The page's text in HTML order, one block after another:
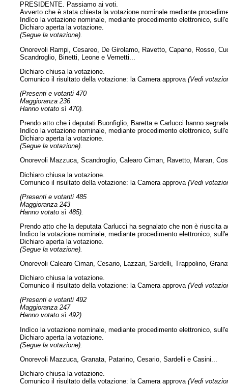
PRESIDENTE. Passiamo ai voti.
Avverto che è stata chiesta la votazione nominale mediante
Indìco la votazione nominale, mediante procedimento elettronico,
Dichiaro aperta la votazione.
(Segue la votazione).
Onorevoli Rampi, Cesareo, De Girolamo, Ravetto, Capano, Rosso,
Scandroglio, Binetti, Leone e Vernetti...
Dichiaro chiusa la votazione.
Comunico il risultato della votazione: la Camera approva(Vedi
(Presenti e votanti 470
Maggioranza 236
Hanno votato sì470).
Prendo atto che i deputati Buonfiglio, Baretta e Carlucci hanno
Indìco la votazione nominale, mediante procedimento elettronico,
Dichiaro aperta la votazione.
(Segue la votazione).
Onorevoli Mazzuca, Scandroglio, Calearo Ciman, Ravetto, Maran,
Dichiaro chiusa la votazione.
Comunico il risultato della votazione: la Camera approva(Vedi
(Presenti e votanti 485
Maggioranza 243
Hanno votato sì485).
Prendo atto che la deputata Carlucci ha segnalato che non è riuscita
Indìco la votazione nominale, mediante procedimento elettronico,
Dichiaro aperta la votazione.
(Segue la votazione).
Onorevoli Calearo Ciman, Cesario, Lazzari, Sardelli, Trappolino,
Dichiaro chiusa la votazione.
Comunico il risultato della votazione: la Camera approva(Vedi
(Presenti e votanti 492
Maggioranza 247
Hanno votato sì492).
Indìco la votazione nominale, mediante procedimento elettronico,
Dichiaro aperta la votazione.
(Segue la votazione).
Onorevoli Mazzuca, Granata, Patarino, Cesario, Sardelli e Casini...
Dichiaro chiusa la votazione.
Comunico il risultato della votazione: la Camera approva(Vedi